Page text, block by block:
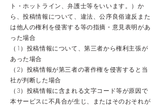
ト・ホットライン、弁護士等をいいます。）か
ら、投稿情報について、違法、公序良俗違反また
は他人の権利を侵害する等の指摘・意見表明があ
った場合
（1）投稿情報について、第三者から権利主張が
あった場合
（2）投稿情報が第三者の著作権を侵害すると当
社が判断した場合
（3）投稿情報に含まれる文字コード等が原因で
本サービスに不具合が生じ、またはそのおそれが